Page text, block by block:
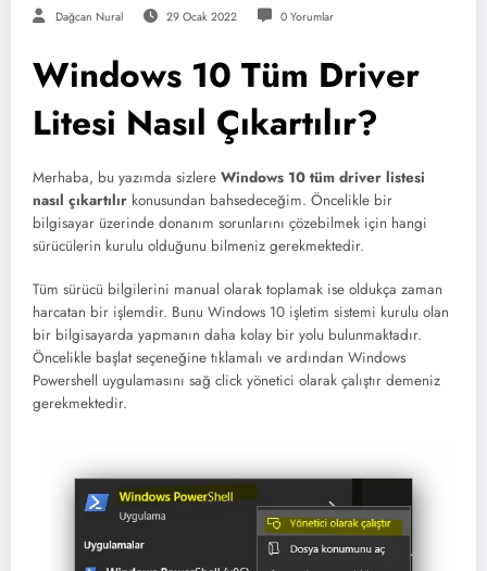
Dağcan Nural 29 Ocak 2022 0 Yorumlar
Windows 10 Tüm Driver
Litesi Nasıl Çıkartılır?
Merhaba, bu yazımda sizlere Windows 10 tüm driver listesi
nasıl çıkartılır konusundan bahsedeceğim. Öncelikle bir
bilgisayar üzerinde donanım sorunlarını çözebilmek için hangi
sürücülerin kurulu olduğunu bilmeniz gerekmektedir.
Tüm sürücü bilgilerini manual olarak toplamak ise oldukça zaman
harcatan bir işlemdir. Bunu Windows 10 işletim sistemi kurulu olan
bir bilgisayarda yapmanın daha kolay bir yolu bulunmaktadır.
Öncelikle başlat seçeneğine tıklamalı ve ardından Windows
Powershell uygulamasını sağ click yönetici olarak çalıştır demeniz
gerekmektedir.